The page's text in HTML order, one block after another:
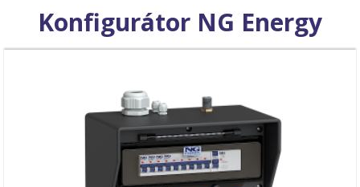
Konfigurátor NG Energy